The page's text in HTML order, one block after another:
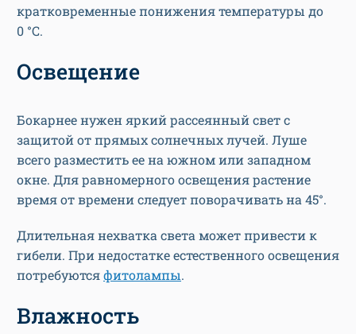
кратковременные понижения температуры до
0 °С.
Освещение
Бокарнее нужен яркий рассеянный свет с
защитой от прямых солнечных лучей. Луше
всего разместить ее на южном или западном
окне. Для равномерного освещения растение
время от времени следует поворачивать на 45°.
Длительная нехватка света может привести к
гибели. При недостатке естественного освещения
потребуютсяфитолампы.
Влажность